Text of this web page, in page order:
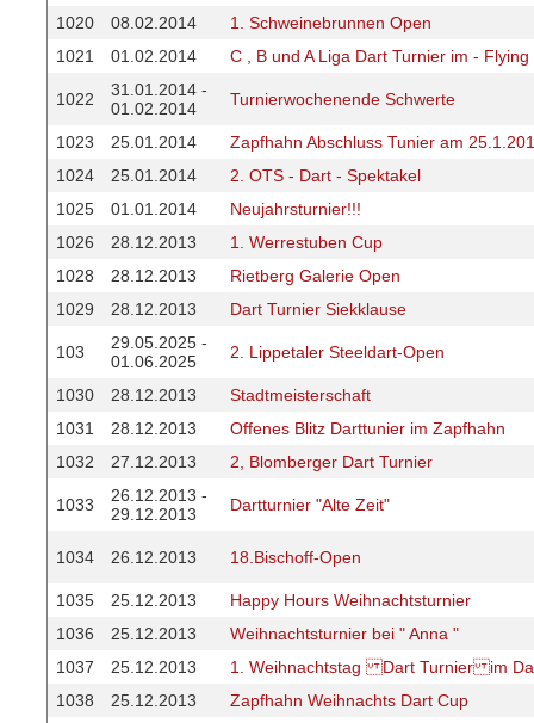
1020
08.02.2014
1. Schweinebrunnen Open
1021
01.02.2014 C , B und A Liga Dart Turnier im -
1022
31.01.2014 -
01.02.2014
Turnierwochenende Schwerte
1023 25.01.2014
Zapfhahn Abschluss Tunier am
1024
25.01.2014
2. OTS - Dart - Spektakel
1025
01.01.2014
Neujahrsturnier!!!
1026
28.12.2013
1. Werrestuben Cup
1028
28.12.2013
Rietberg Galerie Open
1029
28.12.2013 Dart Turnier Siekklause
103
29.05.2025 -
01.06.2025
2. Lippetaler Steeldart-Open
1030 28.12.2013
Stadtmeisterschaft
1031
28.12.2013
Offenes Blitz Darttunier im Zapfhahn
1032
27.12.2013 2, Blomberger Dart Turnier
1033
26.12.2013 -
29.12.2013
Dartturnier "Alte Zeit"
1034 26.12.2013 18.Bischoff-Open
1035 25.12.2013
Happy Hours Weihnachtsturnier
1036
25.12.2013
Weihnachtsturnier bei " Anna "
1037
25.12.2013
1. Weihnachtstag Dart Turnier im
1038
25.12.2013
Zapfhahn Weihnachts Dart Cup